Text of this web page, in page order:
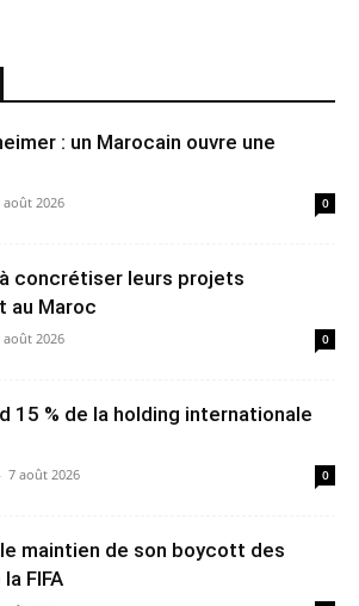
: un Marocain ouvre une
août 2026 0
concrétiser leurs projets
au Maroc
août 2026 0
15 % de la holding internationale
- 7 août 2026 0
le maintien de son boycott des
FIFA